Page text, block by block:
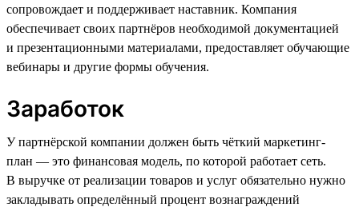
сопровождает и поддерживает наставник. Компания
обеспечивает своих партнёров необходимой документацией
и презентационными материалами, предоставляет обучающие
вебинары и другие формы обучения.
Заработок
У партнёрской компании должен быть чёткий маркетинг-
план — это финансовая модель, по которой работает сеть.
В выручке от реализации товаров и услуг обязательно нужно
закладывать определённый процент вознаграждений